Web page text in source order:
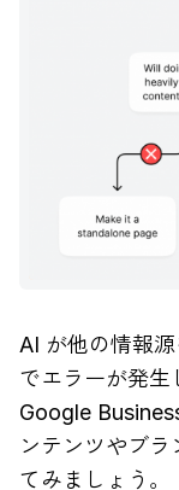
AI が他の情報
でエラーが発生
Google
ンテンツやブ
てみましょう。